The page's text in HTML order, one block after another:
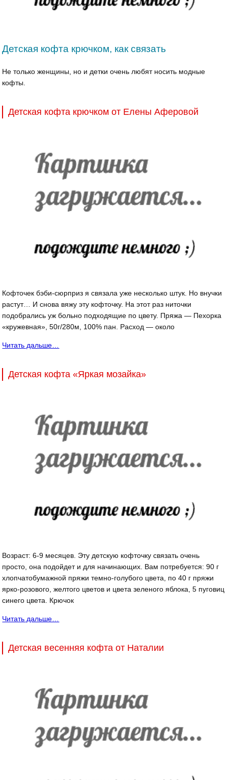
Детская кофта крючком, как связать
Не только женщины, но и детки очень любят носить модные
кофты.
Детская кофта крючком от Елены Аферовой
Кофточек бэби-сюрприз я связала уже несколько штук. Но внучки
растут… И снова вяжу эту кофточку. На этот раз ниточки
подобрались уж больно подходящие по цвету. Пряжа — Пехорка
«кружевная», 50г/280м, 100% пан. Расход — около
Читать дальше…
Детская кофта «Яркая мозайка»
Возраст: 6-9 месяцев. Эту детскую кофточку связать очень
просто, она подойдет и для начинающих. Вам потребуется: 90 г
хлопчатобумажной пряжи темно-голубого цвета, по 40 г пряжи
ярко-розового, желтого цветов и цвета зеленого ябло­ка, 5 пуговиц
синего цвета. Крючок
Читать дальше…
Детская весенняя кофта от Наталии